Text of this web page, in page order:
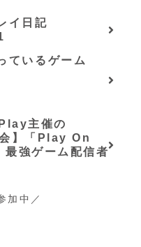
イ日記
ているゲーム
主催の
】「Play On
強ゲーム配信者
加中／